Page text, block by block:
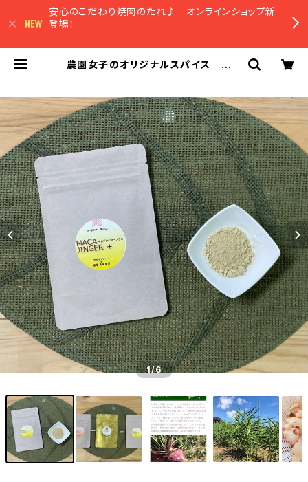
安心のこだわり焼肉のたれ♪ オンラインショップ新
登場！
農園女子のオリジナルスパイス マカ
農薬化学肥料栽培期間中不使用 国
産冬虫夏草 免疫力アップ！温活や妊
活にも♪ | 農園マルシェやまみずき
オンラインショップ
1/6